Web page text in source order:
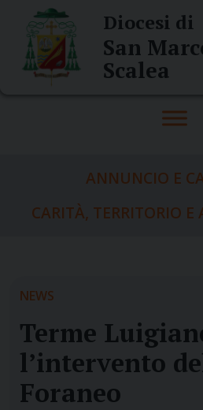
content
Diocesi di
San
Scalea
ANNUNCIO E
CARITÀ, TERRITORIO E
NEWS
Terme
l’intervento
Foraneo